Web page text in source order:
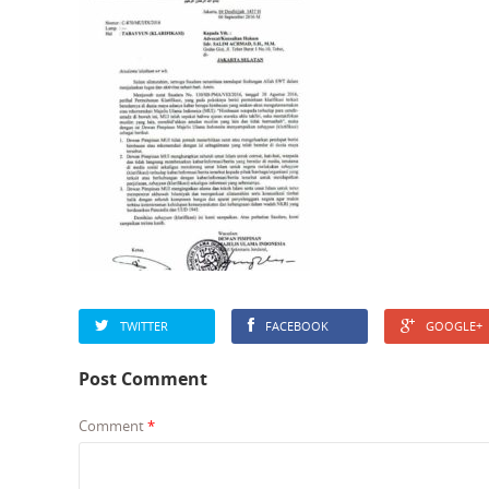
TWITTER FACEBOOK GOOGLE+
Post Comment
Comment*